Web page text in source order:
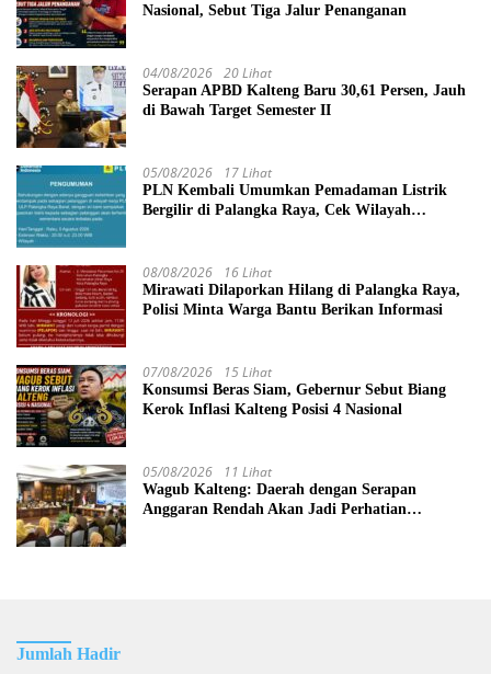
Nasional, Sebut Tiga Jalur Penanganan
04/08/2026 20 Lihat
Serapan APBD Kalteng Baru 30,61 Persen, Jauh
di Bawah Target Semester II
05/08/2026 17 Lihat
PLN Kembali Umumkan Pemadaman Listrik
Bergilir di Palangka Raya, Cek Wilayah
08/08/2026 16 Lihat
Mirawati Dilaporkan Hilang di Palangka Raya,
Polisi Minta Warga Bantu Berikan Informasi
07/08/2026 15 Lihat
Konsumsi Beras Siam, Gebernur Sebut Biang
Kerok Inflasi Kalteng Posisi 4 Nasional
05/08/2026 11 Lihat
Wagub Kalteng: Daerah dengan Serapan
Anggaran Rendah Akan Jadi Perhatian
Jumlah Hadir